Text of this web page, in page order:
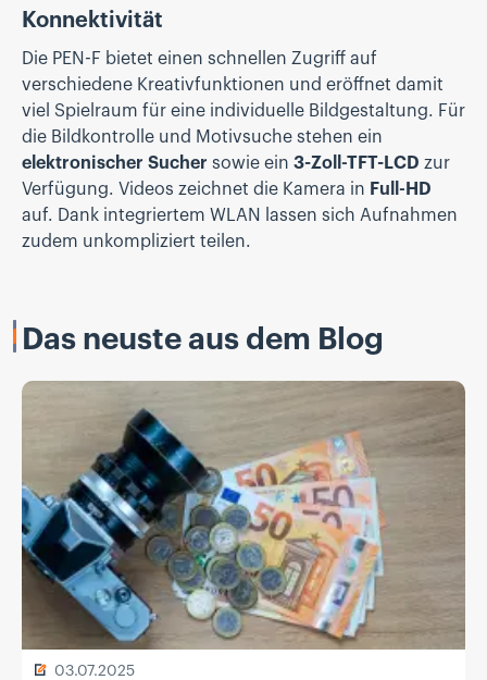
Konnektivität
Die PEN-F bietet einen schnellen Zugriff auf
verschiedene Kreativfunktionen und eröffnet damit
viel Spielraum für eine individuelle Bildgestaltung. Für
die Bildkontrolle und Motivsuche stehen ein
elektronischer Sucher sowie ein 3-Zoll-TFT-LCD zur
Verfügung. Videos zeichnet die Kamera in Full-HD
auf. Dank integriertem WLAN lassen sich Aufnahmen
zudem unkompliziert teilen.
Das neuste aus dem Blog
03.07.2025